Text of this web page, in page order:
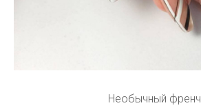
Необычный френч